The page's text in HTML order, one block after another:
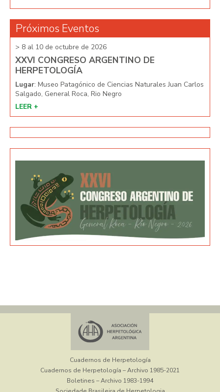
Próximos Eventos
> 8 al 10 de octubre de 2026
XXVI CONGRESO ARGENTINO DE
HERPETOLOGÍA
Lugar: Museo Patagónico de Ciencias Naturales Juan Carlos
Salgado, General Roca, Rio Negro
LEER +
Cuadernos de Herpetología
Cuadernos de Herpetología – Archivo 1985-2021
Boletines – Archivo 1983-1994